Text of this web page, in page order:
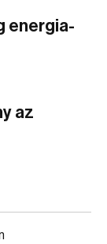
energia-
az